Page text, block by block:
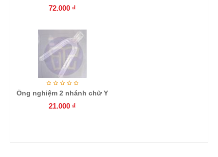
72.000 ₫
Ống nghiệm 2 nhánh chữ Y
21.000 ₫